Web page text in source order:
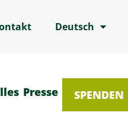
Deutsch
Presse SPENDEN